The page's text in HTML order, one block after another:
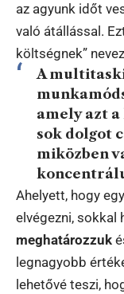
az agyunk időt
való átállással.
költségnek”
A
amely azt
sok dolgot
miközben
Ahelyett, hogy
elvégezni, sokkal
meghatározzuk
legnagyobb
lehetővé teszi,